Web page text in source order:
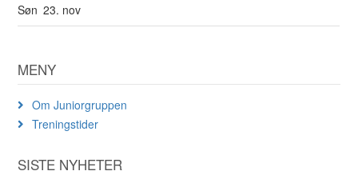
Søn 23. nov
MENY
Om Juniorgruppen
Treningstider
SISTE NYHETER